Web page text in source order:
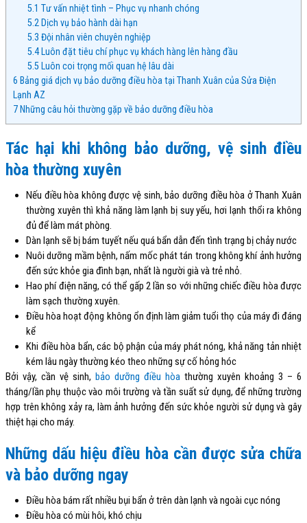
5.1 Tư vấn nhiệt tình – Phục vụ nhanh chóng
5.2 Dịch vụ bảo hành dài hạn
5.3 Đội nhân viên chuyên nghiệp
5.4Luôn đặt tiêu chí phục vụ khách hàng lên hàng đầu
5.5 Luôn coi trọng mối quan hệ lâu dài
6 Bảng giá dịch vụ bảo dưỡng điều hòa tại Thanh Xuân của Sửa Điện
Lạnh AZ
7 Những câu hỏi thường gặp về bảo dưỡng điều hòa
Tác hại khi không bảo dưỡng, vệ sinh điều
hòa thường xuyên
Nếu điều hòa không được vệ sinh, bảo dưỡng điều hòa ở Thanh Xuân
thường xuyên thì khả năng làm lạnh bị suy yếu, hơi lạnh thổi ra không
đủ để làm mát phòng.
Dàn lạnh sẽ bị bám tuyết nếu quá bẩn dẫn đến tình trạng bị chảy nước
Nuôi dưỡng mầm bệnh, nấm mốc phát tán trong không khí ảnh hưởng
đến sức khỏe gia đình bạn, nhất là người già và trẻ nhỏ.
Hao phí điện năng, có thể gấp 2 lần so với những chiếc điều hòa được
làm sạch thường xuyên.
Điều hòa hoạt động không ổn định làm giảm tuổi thọ của máy đi đáng
kể
Khi điều hòa bẩn, các bộ phận của máy phát nóng, khả năng tản nhiệt
kém lâu ngày thường kéo theo những sự cố hỏng hóc
Bởi vậy, cần vệ sinh, bảo dưỡng điều hòa thường xuyên khoảng 3 – 6
tháng/lần phụ thuộc vào môi trường và tần suất sử dụng, để những trường
hợp trên không xảy ra, làm ảnh hưởng đến sức khỏe người sử dụng và gây
thiệt hại cho máy.
Những dấu hiệu điều hòa cần được sửa chữa
và bảo dưỡng ngay
Điều hòa bám rất nhiều bụi bẩn ở trên dàn lạnh và ngoài cục nóng
Điều hòa có mùi hôi, khó chịu